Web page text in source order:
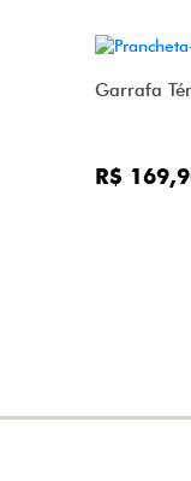
Garrafa
R$